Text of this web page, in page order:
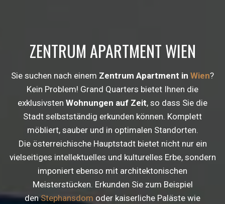
ZENTRUM APARTMENT WIEN
Sie suchen nach einem Zentrum Apartment in Wien?
Kein Problem! Grand Quarters bietet Ihnen die
exklusivsten Wohnungen auf Zeit, so dass Sie die
Stadt selbstständig erkunden können. Komplett
möbliert, sauber und in optimalen Standorten.
Die österreichische Hauptstadt bietet nicht nur ein
vielseitiges intellektuelles und kulturelles Erbe, sondern
imponiert ebenso mit architektonischen
Meisterstücken. Erkunden Sie zum Beispiel
denStephansdom oder kaiserliche Paläste wie